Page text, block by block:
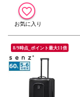
8/9時点_ポイント最大11倍